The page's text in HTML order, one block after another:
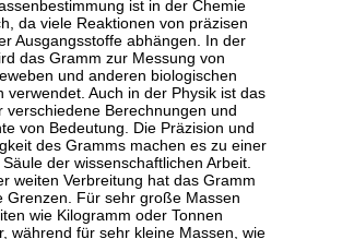
ist in der Chemie
da viele Reaktionen von präzisen
Ausgangsstoffe abhängen. In der
das Gramm zur Messung von
und anderen biologischen
verwendet. Auch in der Physik ist das
verschiedene Berechnungen und
von Bedeutung. Die Präzision und
des Gramms machen es zu einer
der wissenschaftlichen Arbeit.
weiten Verbreitung hat das Gramm
Grenzen. Für sehr große Massen
wie Kilogramm oder Tonnen
während für sehr kleine Massen, wie